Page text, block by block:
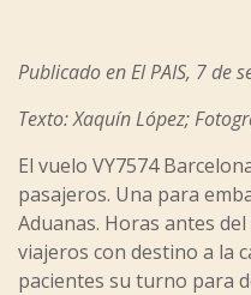
Publicado en El PAIS, 7 de
Texto: Xaquín López;
El vuelo VY7574
pasajeros. Una para
Aduanas. Horas antes
viajeros con destino a la
pacientes su turno para